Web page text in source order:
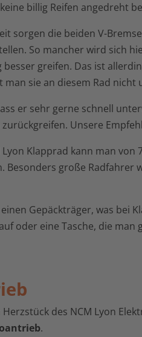
billig Reifen angedreht
sorgen die beiden V-
So mancher wird sich
greifen. Das ist
sie an diesem Rad nicht
er sehr gerne schnell
Unsere
Lyon Klapprad kann man
Besonders große
Gepäckträger, was bei
oder eine Tasche, die
des NCM Lyon
.